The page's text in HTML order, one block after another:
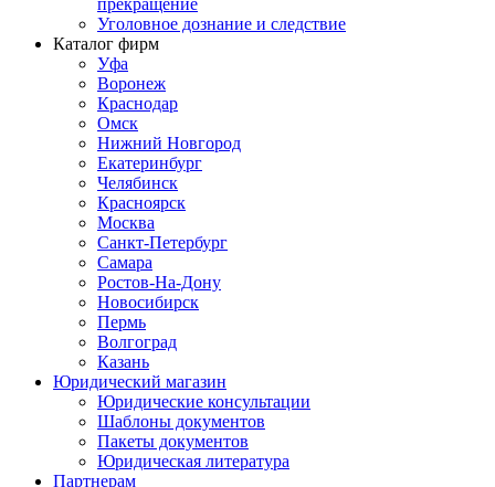
прекращение
Уголовное дознание и следствие
Каталог фирм
Уфа
Воронеж
Краснодар
Омск
Нижний Новгород
Екатеринбург
Челябинск
Красноярск
Москва
Санкт-Петербург
Самара
Ростов-На-Дону
Новосибирск
Пермь
Волгоград
Казань
Юридический магазин
Юридические консультации
Шаблоны документов
Пакеты документов
Юридическая литература
Партнерам